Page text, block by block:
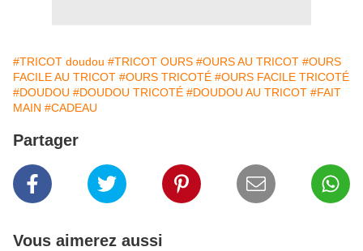
#TRICOT doudou #TRICOT OURS #OURS AU TRICOT #OURS
FACILE AU TRICOT #OURS TRICOTÉ #OURS FACILE TRICOTÉ
#DOUDOU #DOUDOU TRICOTÉ #DOUDOU AU TRICOT #FAIT
MAIN #CADEAU
Partager
Vous aimerez aussi